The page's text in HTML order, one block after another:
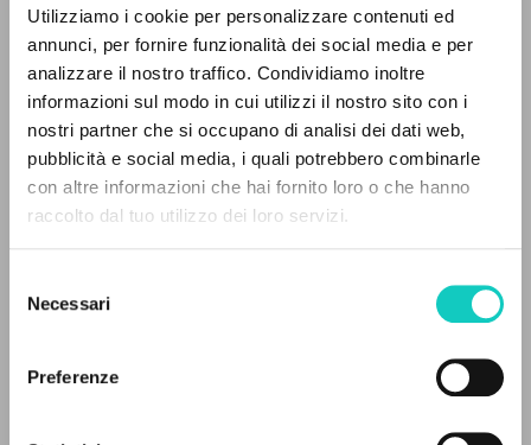
Utilizziamo i cookie per personalizzare contenuti ed
annunci, per fornire funzionalità dei social media e per
analizzare il nostro traffico. Condividiamo inoltre
informazioni sul modo in cui utilizzi il nostro sito con i
nostri partner che si occupano di analisi dei dati web,
pubblicità e social media, i quali potrebbero combinarle
con altre informazioni che hai fornito loro o che hanno
raccolto dal tuo utilizzo dei loro servizi.
delNecessari
Preferenze
Giussani Luigi Autore
Portoghese
0DOCUMENTI TROVATI
RISULTATI SUCCESSIVI